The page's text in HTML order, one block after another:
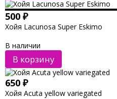
500 ₽
Хойя Lacunosa Super Eskimo
В наличии
В корзину
650 ₽
Хойя Acuta yellow variegated